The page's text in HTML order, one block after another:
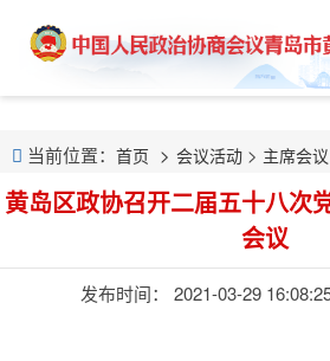
当前位置： 首页 会议活动 > 主席会议
黄岛区政协召开二届五十八次
会议
发布时间： 2021-03-29